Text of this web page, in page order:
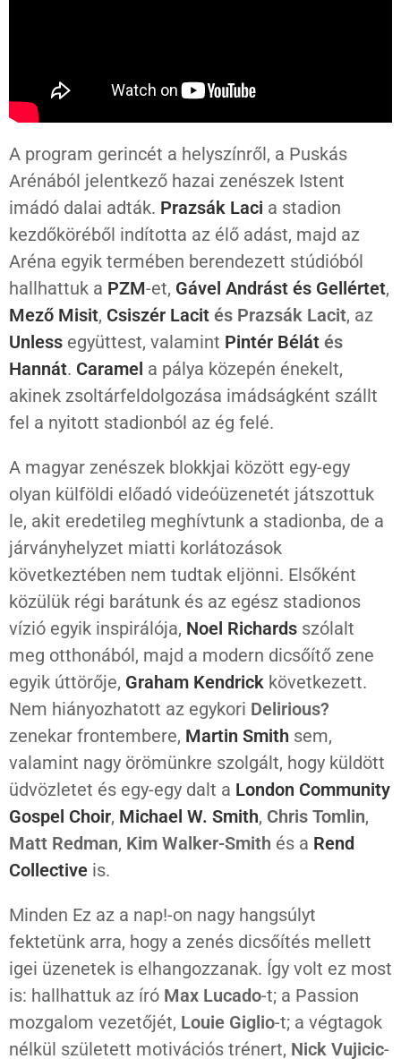
A program gerincét a helyszínről, a Puskás
Arénából jelentkező hazai zenészek Istent
imádó dalai adták. Prazsák Laci a stadion
kezdőköréből indította az élő adást, majd az
Aréna egyik termében berendezett stúdióból
hallhattuk a PZM-et, Gável Andrást és Gellértet,
Mező Misit, Csiszér Lacit és Prazsák Lacit, az
Unless együttest, valamint Pintér Bélát és
Hannát. Caramel a pálya közepén énekelt,
akinek zsoltárfeldolgozása imádságként szállt
fel a nyitott stadionból az ég felé.
A magyar zenészek blokkjai között egy-egy
olyan külföldi előadó videóüzenetét játszottuk
le, akit eredetileg meghívtunk a stadionba, de a
járványhelyzet miatti korlátozások
következtében nem tudtak eljönni. Elsőként
közülük régi barátunk és az egész stadionos
vízió egyik inspirálója, Noel Richards szólalt
meg otthonából, majd a modern dicsőítő zene
egyik úttörője, Graham Kendrick következett.
Nem hiányozhatott az egykori Delirious?
zenekar frontembere, Martin Smith sem,
valamint nagy örömünkre szolgált, hogy küldött
üdvözletet és egy-egy dalt a London Community
Gospel Choir, Michael W. Smith, Chris Tomlin,
Matt Redman, Kim Walker-Smith és a Rend
Collective is.
Minden Ez az a nap!-on nagy hangsúlyt
fektetünk arra, hogy a zenés dicsőítés mellett
igei üzenetek is elhangozzanak. Így volt ez most
is: hallhattuk az író Max Lucado-t; a Passion
mozgalom vezetőjét, Louie Giglio-t; a végtagok
nélkül született motivációs trénert, Nick Vujicic-